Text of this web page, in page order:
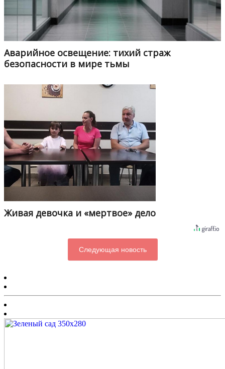
Аварийное освещение: тихий страж
безопасности в мире тьмы
Живая девочка и «мертвое» дело
Следующая новость